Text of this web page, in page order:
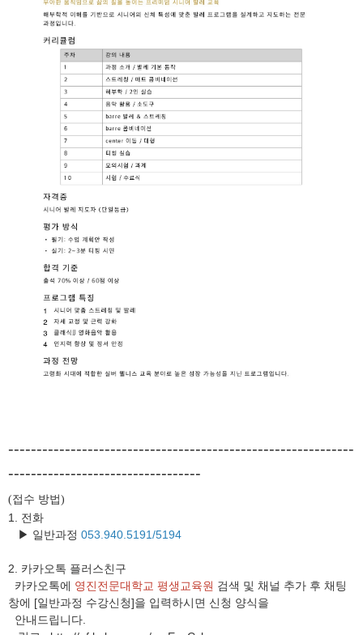
-------------------------------------------------------------
----------------------------------
(접수 방법)
1. 전화
▶ 일반과정 053.940.5191/5194
2. 카카오톡 플러스친구
카카오톡에 영진전문대학교 평생교육원 검색 및 채널 추가 후 채팅
창에 [일반과정 수강신청]을 입력하시면 신청 양식을
안내드립니다.